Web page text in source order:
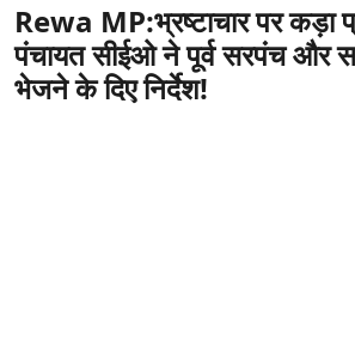
Rewa MP:भ्रष्टाचार पर कड़ा
पंचायत सीईओ ने पूर्व सरपंच और
भेजने के दिए निर्देश!